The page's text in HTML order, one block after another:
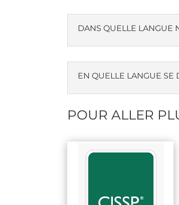
DANS QUELLE LANGUE
EN QUELLE LANGUE SE
POUR ALLER